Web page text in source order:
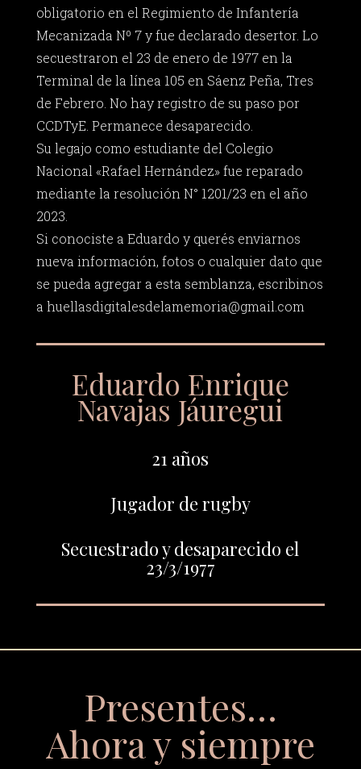
obligatorio en el Regimiento de Infantería
Mecanizada Nº 7 y fue declarado desertor. Lo
secuestraron el 23 de enero de 1977 en la
Terminal de la línea 105 en Sáenz Peña, Tres
de Febrero. No hay registro de su paso por
CCDTyE. Permanece desaparecido.
Su legajo como estudiante del Colegio
Nacional «Rafael Hernández» fue reparado
mediante la resolución N° 1201/23 en el año
2023.
Si conociste a Eduardo y querés enviarnos
nueva información, fotos o cualquier dato que
se pueda agregar a esta semblanza, escribinos
a huellasdigitalesdelamemoria@gmail.com
Eduardo Enrique
Navajas Jáuregui
21 años
Jugador de rugby
Secuestrado y desaparecido el
23/3/1977
Presentes…
Ahora y siempre